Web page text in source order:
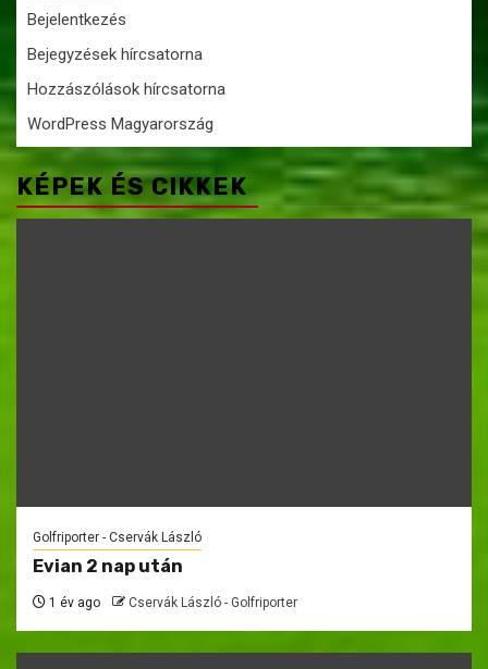
Bejelentkezés
Bejegyzések hírcsatorna
Hozzászólások hírcsatorna
WordPress Magyarország
KÉPEK ÉS CIKKEK
Golfriporter - Cservák László
Evian 2 nap után
1 év ago Cservák László - Golfriporter